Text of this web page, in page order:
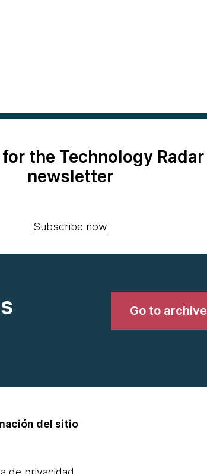
the Technology Radar
newsletter
Subscribe now
Go to archive
del sitio